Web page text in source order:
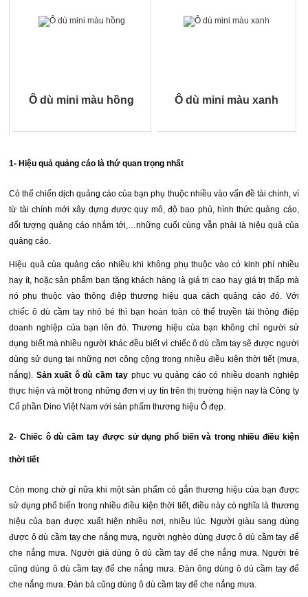
Ô dù mini màu hồng Ô dù mini màu xanh
1- Hiệu quả quảng cáo là thứ quan trọng nhất
Có thể chiến dịch quảng cáo của bạn phụ thuộc nhiều vào vấn đề tài chính, vì
từ tài chính mới xây dựng được quy mô, độ bao phủ, hình thức quảng cáo,
đối tượng quảng cáo nhắm tới,…những cuối cùng vẫn phải là hiệu quả của
quảng cáo.
Hiệu quả của quảng cáo nhiều khi không phụ thuộc vào có kinh phí nhiều
hay ít, hoặc sản phẩm bạn tặng khách hàng là giá trị cao hay giá trị thấp mà
nó phụ thuộc vào thông điệp thương hiệu qua cách quảng cáo đó. Với
chiếcô dù cầm tay nhỏ bé thì bạn hoàn toàn có thể truyền tải thông điệp
doanh nghiệp của bạn lên đó. Thương hiệu của bạn không chỉ người sử
dụng biết mà nhiều người khác đều biết vì chiếc ô dù cầm tay sẽ được người
dùng sử dụng tại những nơi công cộng trong nhiều điều kiện thời tiết (mưa,
nắng). Sản xuất ô dù cầm tay phục vụ quảng cáo có nhiều doanh nghiệp
thực hiện và một trong những đơn vị uy tín trên thị trường hiện nay là Công ty
Cổ phần Dino Việt Nam với sản phẩm thương hiệuÔ đẹp.
2- Chiếc ô dù cầm tay được sử dụng phổ biến và trong nhiều điều kiện
thời tiết
Còn mong chờ gì nữa khi một sản phẩm có gắn thương hiệu của bạn được
sử dụng phổ biến trong nhiều điều kiện thời tiết, điều này có nghĩa là thương
hiệu của bạn được xuất hiện nhiều nơi, nhiều lúc. Người giàu sang dùng
được ô dù cầm tayche nắng mưa, người nghèo dùng đượcô dù cầm tay để
che nắng mưa. Người già dùng ô dù cầm tay để che nắng mưa. Người trẻ
cũng dùng ô dù cầm tay để che nắng mưa. Đàn ông dùngô dù cầm tayđể
che nắng mưa. Đàn bà cũng dùngô dù cầm tay để che nắng mưa.